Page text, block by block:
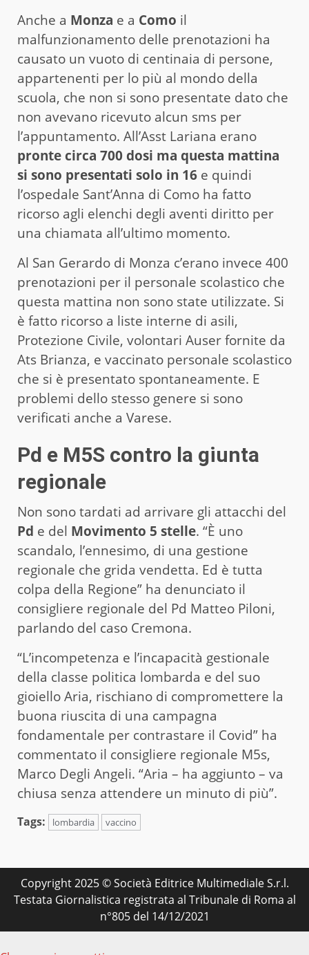
Anche a Monza e a Como il
malfunzionamento delle prenotazioni ha
causato un vuoto di centinaia di persone,
appartenenti per lo più al mondo della
scuola, che non si sono presentate dato che
non avevano ricevuto alcun sms per
l’appuntamento. All’Asst Lariana erano
pronte circa 700 dosi ma questa mattina
si sono presentati solo in 16 e quindi
l’ospedale Sant’Anna di Como ha fatto
ricorso agli elenchi degli aventi diritto per
una chiamata all’ultimo momento.
Al San Gerardo di Monza c’erano invece 400
prenotazioni per il personale scolastico che
questa mattina non sono state utilizzate. Si
è fatto ricorso a liste interne di asili,
Protezione Civile, volontari Auser fornite da
Ats Brianza, e vaccinato personale scolastico
che si è presentato spontaneamente. E
problemi dello stesso genere si sono
verificati anche a Varese.
Pd e M5S contro la giunta
regionale
Non sono tardati ad arrivare gli attacchi del
Pd e del Movimento 5 stelle. “È uno
scandalo, l’ennesimo, di una gestione
regionale che grida vendetta. Ed è tutta
colpa della Regione” ha denunciato il
consigliere regionale del Pd Matteo Piloni,
parlando del caso Cremona.
“L’incompetenza e l’incapacità gestionale
della classe politica lombarda e del suo
gioiello Aria, rischiano di compromettere la
buona riuscita di una campagna
fondamentale per contrastare il Covid” ha
commentato il consigliere regionale M5s,
Marco Degli Angeli. “Aria – ha aggiunto – va
chiusa senza attendere un minuto di più”.
Tags: lombardia vaccino
Copyright 2025 © Società Editrice Multimediale S.r.l.
Testata Giornalistica registrata al Tribunale di Roma al
n°805 del 14/12/2021